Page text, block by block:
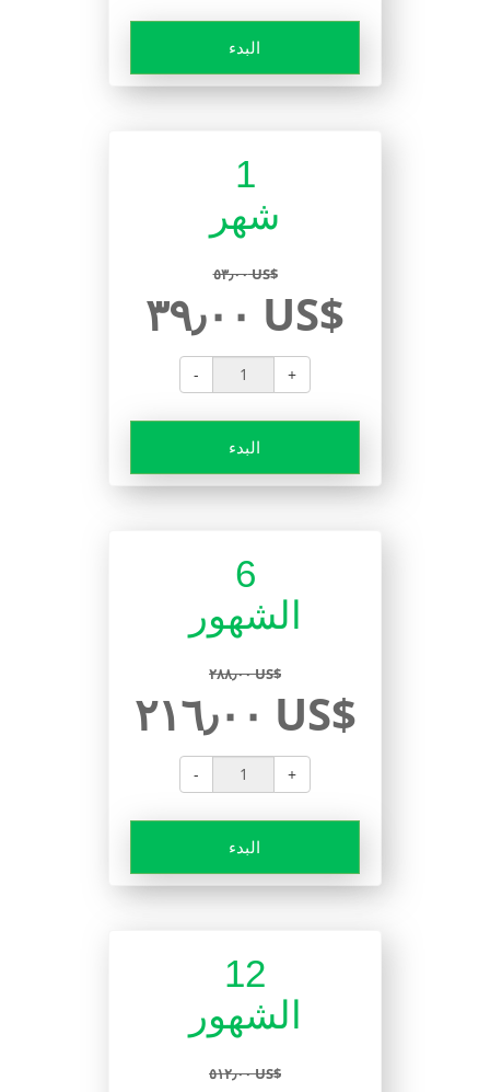
البدء
1
شهر
٥٣٫٠٠ US$
٣٩٫٠٠ US$
- +
البدء
6
الشهور
٢٨٨٫٠٠ US$
٢١٦٫٠٠ US$
- +
البدء
12
الشهور
٥١٢٫٠٠ US$